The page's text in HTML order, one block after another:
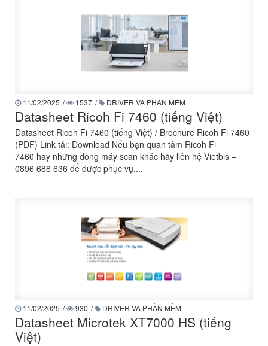
11/02/2025 / 1537 / DRIVER VÀ PHẦN MỀM
Datasheet Ricoh Fi 7460 (tiếng Việt)
Datasheet Ricoh Fi 7460 (tiếng Việt) / Brochure Ricoh Fi 7460
(PDF) Link tải: Download Nếu bạn quan tâm Ricoh Fi
7460 hay những dòng máy scan khác hãy liên hệ Vietbis –
0896 688 636 để được phục vụ....
11/02/2025 / 930 / DRIVER VÀ PHẦN MỀM
Datasheet Microtek XT7000 HS (tiếng
Việt)